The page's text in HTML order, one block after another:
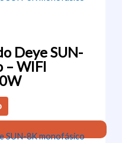
Deye SUN-
– WIFI